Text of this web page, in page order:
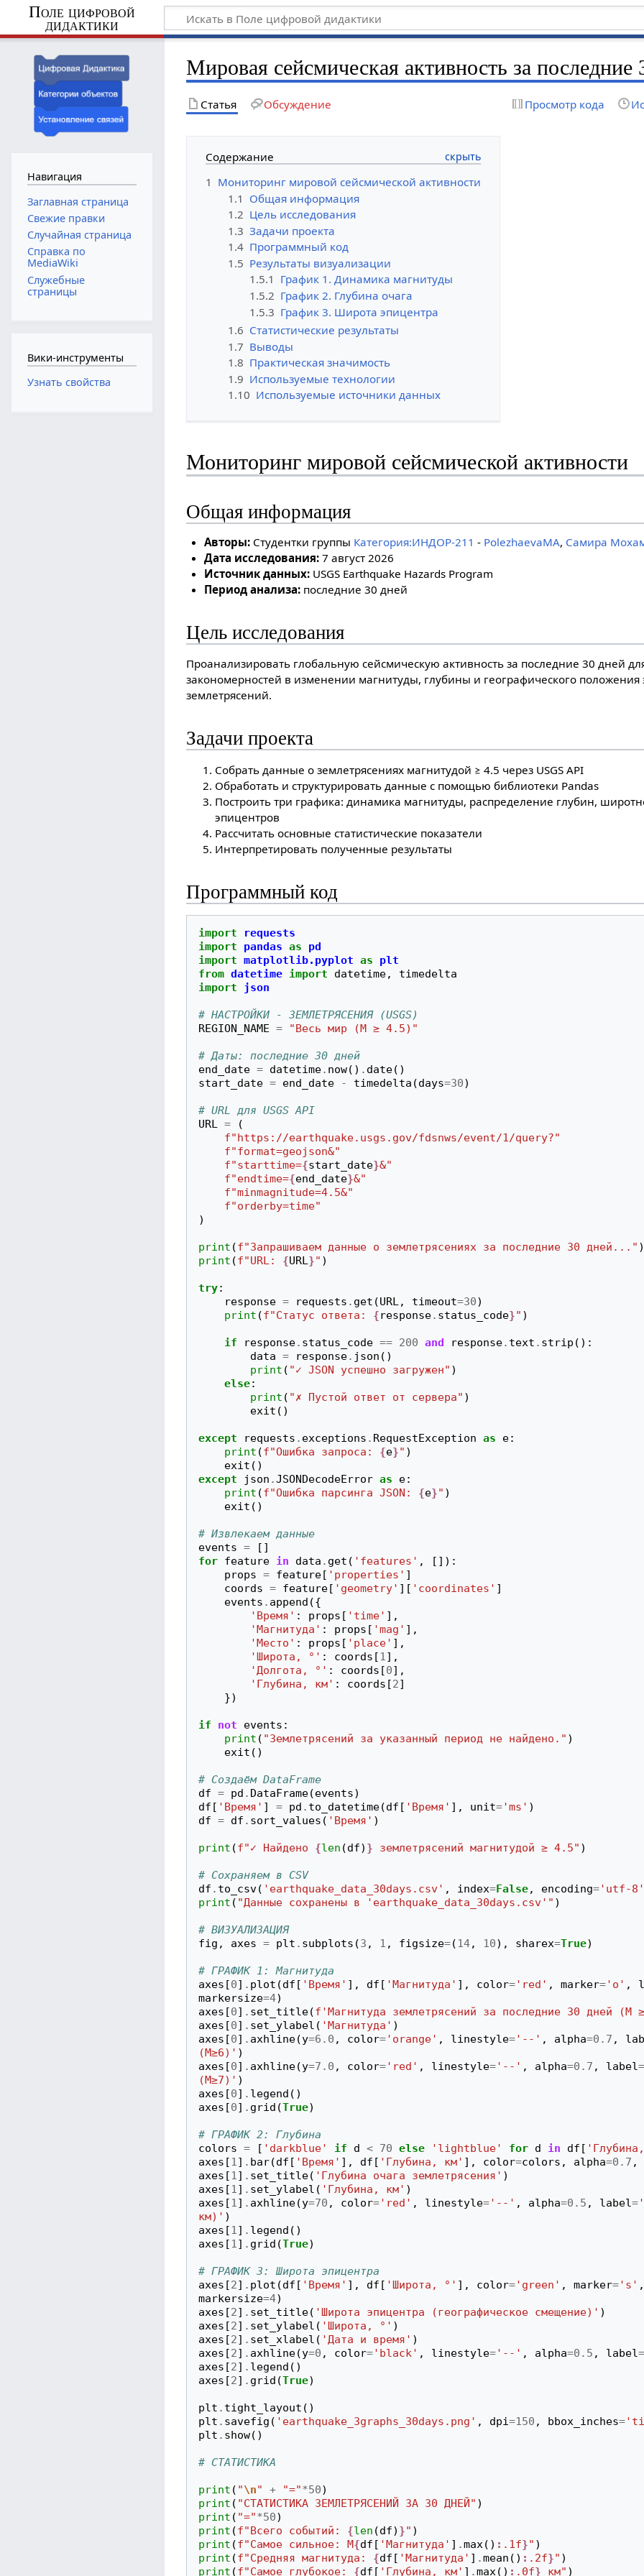
Поле цифровой
дидактики
Мировая сейсмическая активность за последние
Статья Обсуждение Просмотр кода
Содержание
1 Мониторинг мировой сейсмической активности
1.1 Общая информация
1.2 Цель исследования
1.3 Задачи проекта
1.4 Программный код
1.5 Результаты визуализации
1.5.1 График 1. Динамика магнитуды
1.5.2 График 2. Глубина очага
1.5.3 График 3. Широта эпицентра
1.6 Статистические результаты
1.7 Выводы
1.8 Практическая значимость
1.9 Используемые технологии
1.10 Используемые источники данных
Мониторинг мировой сейсмической активности
Общая информация
Авторы:Студентки группы Категория:ИНДОР-211 - PolezhaevaMA, Самира
Дата исследования:7 август 2026
Источник данных:USGS Earthquake Hazards Program
Период анализа:последние 30 дней
Цель исследования
Проанализировать глобальную сейсмическую активность за последние 30 дней
закономерностей в изменении магнитуды, глубины и географического положения
землетрясений.
Задачи проекта
Собрать данные о землетрясениях магнитудой ≥ 4.5 через USGS API
Обработать и структурировать данные с помощью библиотеки Pandas
Построить три графика: динамика магнитуды, распределение глубин,
эпицентров
Рассчитать основные статистические показатели
Интерпретировать полученные результаты
Программный код
import
requests
import
pandas as
pd
import matplotlib.pyplot as
plt
from datetime import datetime,
timedelta
import
json
# НАСТРОЙКИ - ЗЕМЛЕТРЯСЕНИЯ (USGS)
REGION_NAME = "Весь мир (M ≥ 4.5)"
# Даты: последние 30 дней
end_date = datetime. now() . date()
start_date = end_date - timedelta (days=30)
# URL для USGS API
URL =
(
f"https://earthquake.usgs.gov/fdsnws/event/1/query?"
f"format=geojson&"
f"starttime={start_date}&"
f"endtime={end_date}&"
f"minmagnitude=4.5&"
f"orderby=time"
)
print (f"Запрашиваем данные о землетрясениях за последние 30 дней..." )
print (f"URL: {URL}" )
try:
response = requests . get (URL, timeout=30)
print (f"Статус ответа: {response. status_code}" )
if response. status_code == 200 and response. text . strip ():
data = response. json ()
print ( "✓ JSON успешно загружен" )
else:
print ( "✗ Пустой ответ от сервера" )
exit ()
except requests . exceptions . RequestException as e:
print (f"Ошибка запроса: {e}" )
exit ()
except
json .JSONDecodeError as e:
print (f"Ошибка парсинга JSON: {e}" )
exit ()
# Извлекаем данные
events =
[]
for feature in data . get ( 'features' ,
[]):
props = feature[ 'properties' ]
coords = feature[ 'geometry' ][ 'coordinates' ]
events . append ({
'Время' : props [ 'time' ],
'Магнитуда' : props [ 'mag' ],
'Место' : props [ 'place' ],
'Широта, °' : coords [1],
'Долгота, °' : coords [0],
'Глубина, км' : coords [2]
})
if not events :
print ( "Землетрясений за указанный период не найдено." )
exit ()
# Создаём DataFrame
df = pd . DataFrame(events)
df [ 'Время' ] = pd . to_datetime(df [ 'Время' ], unit='ms' )
df = df . sort_values ( 'Время' )
print (f"✓ Найдено {len (df) } землетрясений магнитудой ≥ 4.5" )
# Сохраняем в CSV
df . to_csv( 'earthquake_data_30days.csv' , index=False, encoding='utf-8'
print ( "Данные сохранены в 'earthquake_data_30days.csv'" )
# ВИЗУАЛИЗАЦИЯ
fig , axes = plt . subplots (3 , 1 , figsize=(14, 10), sharex=True)
# ГРАФИК 1: Магнитуда
axes [0] . plot (df [ 'Время' ], df [ 'Магнитуда' ], color='red' , marker='o' ,
markersize=4)
axes [0] . set_title(f 'Магнитуда землетрясений за последние 30 дней
axes [0] . set_ylabel ( 'Магнитуда' )
axes [0] . axhline(y=6.0 , color='orange' , linestyle='--' , alpha=0.7 ,
(M≥6)' )
axes [0] . axhline(y=7.0 , color='red' , linestyle='--' , alpha=0.7 , label=
(M≥7)' )
axes [0] . legend ()
axes [0] . grid (True)
# ГРАФИК 2: Глубина
colors = [ 'darkblue' if d < 70 else 'lightblue' for d in df [
axes [1] . bar(df [ 'Время' ], df [ 'Глубина, км' ], color=colors , alpha=0.7 ,
axes [1] . set_title( 'Глубина очага землетрясения' )
axes [1] . set_ylabel ( 'Глубина, км' )
axes [1] . axhline(y=70 , color='red' , linestyle='--' , alpha=0.5 , label=
км)' )
axes [1] . legend ()
axes [1] . grid (True)
# ГРАФИК 3: Широта эпицентра
axes [2] . plot (df [ 'Время' ], df [ 'Широта, °' ], color='green' , marker='s' ,
markersize=4)
axes [2] . set_title( 'Широта эпицентра (географическое смещение)' )
axes [2] . set_ylabel ( 'Широта, °' )
axes [2] . set_xlabel ( 'Дата и время' )
axes [2] . axhline(y=0 , color='black' , linestyle='--' , alpha=0.5 , label=
axes [2] . legend ()
axes [2] . grid (True)
plt . tight_layout ()
plt . savefig ( 'earthquake_3graphs_30days.png' , dpi=150 , bbox_inches=
plt . show()
# СТАТИСТИКА
print ( "\n" + "="*50)
print ( "СТАТИСТИКА ЗЕМЛЕТРЯСЕНИЙ ЗА 30 ДНЕЙ" )
print ( "="*50)
print (f"Всего событий: {len (df) }" )
print (f"Самое сильное: M{df [ 'Магнитуда' ] .max() : .1f}" )
print (f"Средняя магнитуда: {df [ 'Магнитуда' ] .mean () : .2f}" )
print (f"Самое глубокое: {df [ 'Глубина, км' ] .max() : .0f} км" )
Навигация
Заглавная страница
Свежие правки
Случайная страница
Справка по
MediaWiki
Служебные
страницы
Вики-инструменты
Узнать свойства